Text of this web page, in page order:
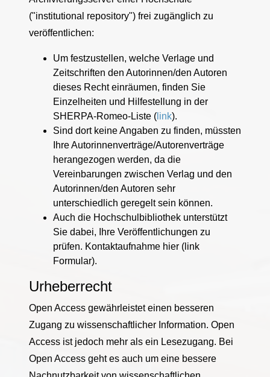
("institutional repository") frei zugänglich zu
veröffentlichen:
Um festzustellen, welche Verlage und
Zeitschriften den Autorinnen/den Autoren
dieses Recht einräumen, finden Sie
Einzelheiten und Hilfestellung in der
SHERPA-Romeo-Liste ( link).
Sind dort keine Angaben zu finden, müssten
Ihre Autorinnenverträge/Autorenverträge
herangezogen werden, da die
Vereinbarungen zwischen Verlag und den
Autorinnen/den Autoren sehr
unterschiedlich geregelt sein können.
Auch die Hochschulbibliothek unterstützt
Sie dabei, Ihre Veröffentlichungen zu
prüfen. Kontaktaufnahme hier (link
Formular).
Urheberrecht
Open Access gewährleistet einen besseren
Zugang zu wissenschaftlicher Information. Open
Access ist jedoch mehr als ein Lesezugang. Bei
Open Access geht es auch um eine bessere